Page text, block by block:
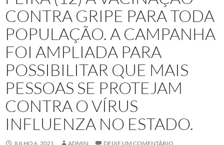
CONTRA GRIPE PARA TODA
POPULAÇÃO. A CAMPANHA
FOI AMPLIADA PARA
POSSIBILITAR QUE MAIS
PESSOAS SE PROTEJAM
CONTRA O VÍRUS
INFLUENZA NO ESTADO.
JULHO 6, 2021 ADMIN DEIXE UM COMENTÁRIO